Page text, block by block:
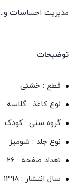
مدیریت احساسات
توضیحات
قطع : خشتی
نوع کاغذ : گلاسه
گروه سنی : کودک
نوع جلد : شومیز
تعداد صفحه : 26
سال انتشار : 1398